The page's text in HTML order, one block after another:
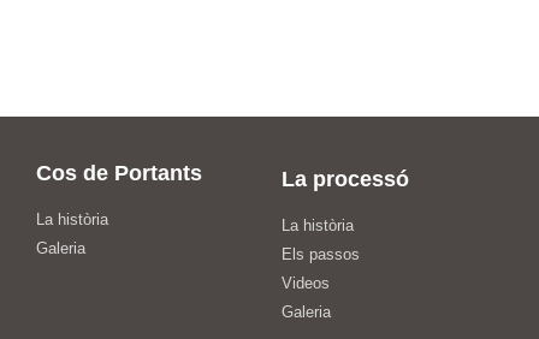
Cos de Portants
La història
Galeria
La processó
La història
Els passos
Videos
Galeria